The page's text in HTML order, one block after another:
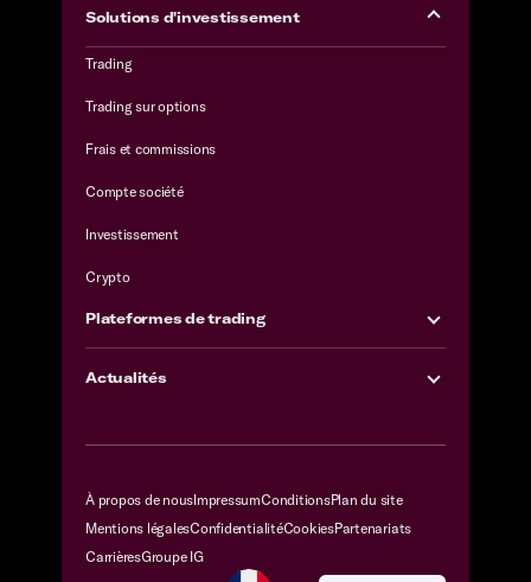
Solutions d'investissement
Trading
Trading sur options
Frais et commissions
Compte société
Investissement
Crypto
Plateformes de trading
Actualités
À propos de nousImpressumConditionsPlan du site
Mentions légalesConfidentialitéCookiesPartenariats
CarrièresGroupe IG